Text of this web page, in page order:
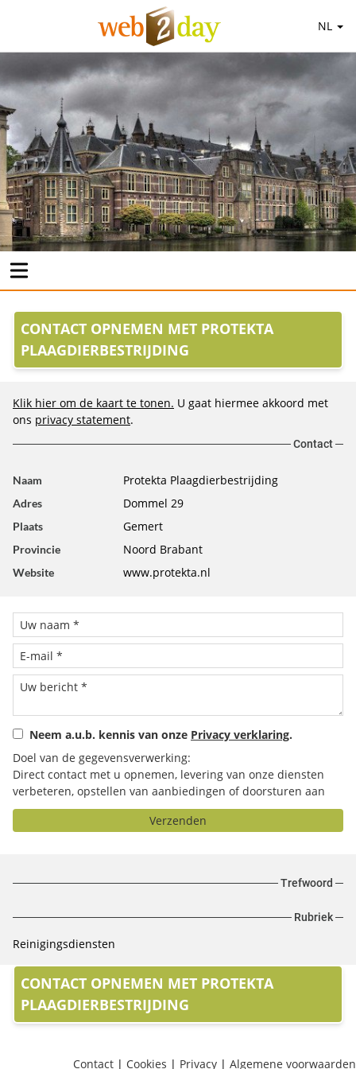
NL
CONTACT OPNEMEN MET PROTEKTA
PLAAGDIERBESTRIJDING
Klik hier om de kaart te tonen. U gaat hiermee akkoord met
ons privacy statement.
Contact
Naam Protekta Plaagdierbestrijding
Adres Dommel 29
Plaats Gemert
Provincie Noord Brabant
Website www.protekta.nl
Neem a.u.b. kennis van onze Privacy verklaring.
Doel van de gegevensverwerking:
Direct contact met u opnemen, levering van onze diensten
verbeteren, opstellen van aanbiedingen of doorsturen aan
het door u geselecteerde bedrijf.
Verzenden
Trefwoord
Rubriek
Reinigingsdiensten
CONTACT OPNEMEN MET PROTEKTA
PLAAGDIERBESTRIJDING
Contact | Cookies | Privacy | Algemene voorwaarden